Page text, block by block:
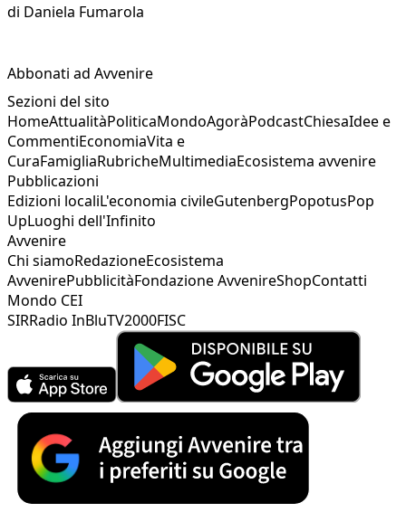
di Daniela Fumarola
Abbonati ad Avvenire
Sezioni del sito
HomeAttualitàPoliticaMondoAgoràPodcastChiesaIdee e
CommentiEconomiaVita e
CuraFamigliaRubricheMultimediaEcosistema avvenire
Pubblicazioni
Edizioni localiL'economia civileGutenbergPopotusPop
UpLuoghi dell'Infinito
Avvenire
Chi siamoRedazioneEcosistema
AvvenirePubblicitàFondazione AvvenireShopContatti
Mondo CEI
SIRRadio InBluTV2000FISC